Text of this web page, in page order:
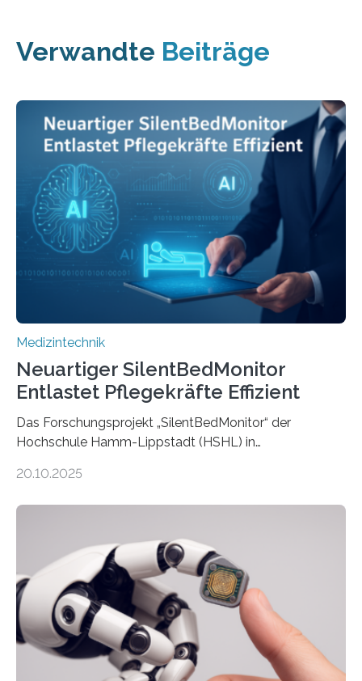
Verwandte Beiträge
Medizintechnik
Neuartiger SilentBedMonitor
Entlastet Pflegekräfte Effizient
Das Forschungsprojekt „SilentBedMonitor“ der
Hochschule Hamm-Lippstadt (HSHL) in
auf Personen ab, die bettlägerig sind oder in ihrer
Entwicklung der Sensorik und Datenübertragung. Die
HSHL verantwortet die wissenschaftliche Begleitung
sowie die KI-gestützte Datenauswertung. Das Ziel ist
die Entwicklung eines berührungslosen
Assistenzsystems, das den Zustand der Person
kontinuierlich erfasst, pflegende Personen unterstützt
und in Notfällen selbstständig Alarm schlägt. „Die Idee
20.10.2025